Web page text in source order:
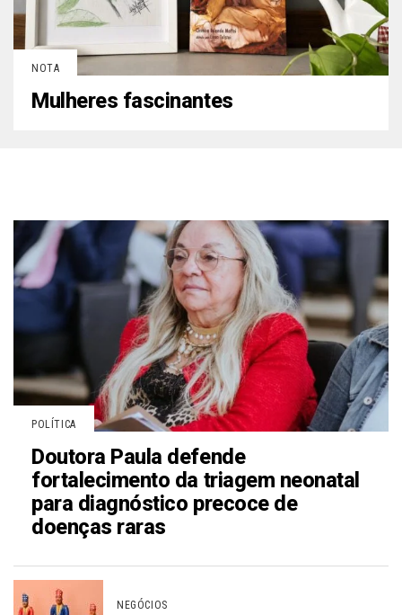
NOTA
Mulheres fascinantes
POLÍTICA
Doutora Paula defende
fortalecimento da triagem neonatal
para diagnóstico precoce de
doenças raras
NEGÓCIOS